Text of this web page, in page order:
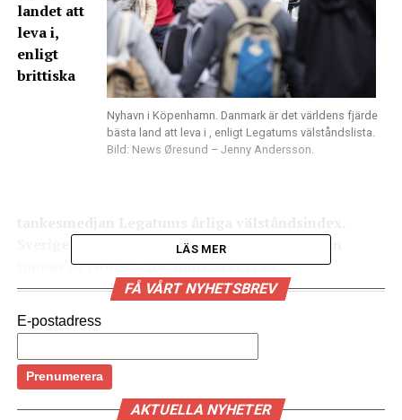
Nyhavn i Köpenhamn. Danmark är det världens fjärde
bästa land att leva i , enligt Legatums välståndslista.
Bild: News Øresund – Jenny Andersson.
landet att
leva i,
enligt
brittiska
Sverige skuggar på en sjätteplats medan listan
toppas av Norge – för sjätte året i rad.
Förra året var det ombytta roller. Då låg Sverige på
fjärde plats och Danmark på sjätte.
Legatum Prosperity Index rankar årligen välståndet i
142 av världens länder. Målet är att listan ska definiera
välstånd som en kombination av livskvalitet och
LÄS MER
FÅ VÅRT NYHETSBREV
E-postadress
AKTUELLA NYHETER